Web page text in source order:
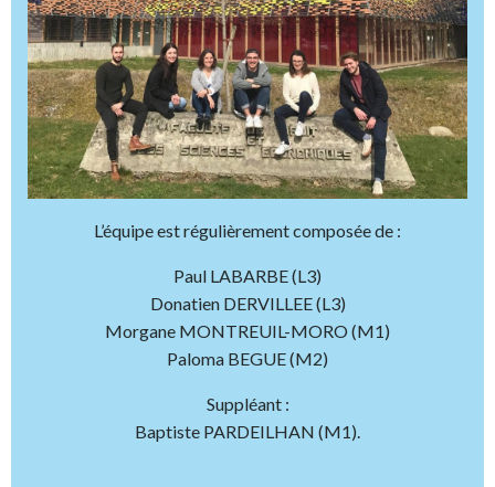
L’équipe est régulièrement composée de :
Paul LABARBE (L3)
Donatien DERVILLEE (L3)
Morgane MONTREUIL-MORO (M1)
Paloma BEGUE (M2)
Suppléant :
Baptiste PARDEILHAN (M1).